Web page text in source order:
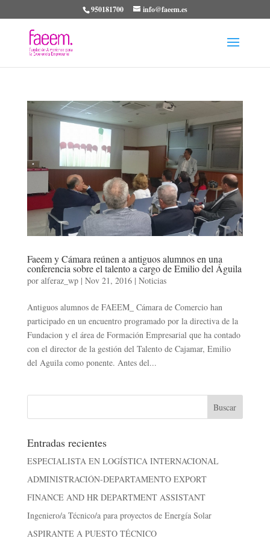
950181700 info@faeem.es
Faeem y Cámara reúnen a antiguos alumnos en una
conferencia sobre el talento a cargo de Emilio del Águila
por alferaz_wp| Nov 21, 2016| Noticias
Antiguos alumnos de FAEEM_ Cámara de Comercio han
participado en un encuentro programado por la directiva de la
Fundacion y el área de Formación Empresarial que ha contado
con el director de la gestión del Talento de Cajamar, Emilio
del Aguila como ponente. Antes del...
Entradas recientes
ESPECIALISTA EN LOGÍSTICA INTERNACIONAL
ADMINISTRACIÓN-DEPARTAMENTO EXPORT
FINANCE AND HR DEPARTMENT ASSISTANT
Ingeniero/a Técnico/a para proyectos de Energía Solar
ASPIRANTE A PUESTO TÉCNICO